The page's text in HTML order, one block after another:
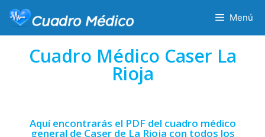
Menú
Cuadro Médico Caser La
Rioja
Aquí encontrarás el PDF del cuadro médico
general de Caser de La Rioja con todos los